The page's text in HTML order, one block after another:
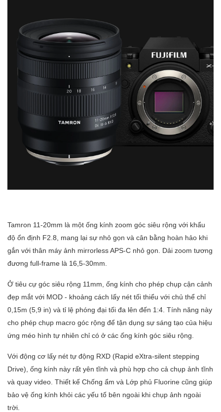
Tamron 11-20mm là một ống kính zoom góc siêu rộng với khẩu
độ ổn định F2.8, mang lại sự nhỏ gọn và cân bằng hoàn hảo khi
gắn với thân máy ảnh mirrorless APS-C nhỏ gọn. Dải zoom tương
đương full-frame là 16,5-30mm.
Ở tiêu cự góc siêu rộng 11mm, ống kính cho phép chụp cận cảnh
đẹp mắt với MOD - khoảng cách lấy nét tối thiểu với chủ thể chỉ
0,15m (5,9 in) và tỉ lệ phóng đại tối đa lên đến 1:4. Tính năng này
cho phép chụp macro góc rộng để tận dụng sự sáng tạo của hiệu
ứng méo hình tự nhiên chỉ có ở các ống kính góc siêu rộng.
Với động cơ lấy nét tự động RXD (Rapid eXtra-silent stepping
Drive), ống kính này rất yên tĩnh và phù hợp cho cả chụp ảnh tĩnh
và quay video. Thiết kế Chống ẩm và Lớp phủ Fluorine cũng giúp
bảo vệ ống kính khỏi các yếu tố bên ngoài khi chụp ảnh ngoài
trời.